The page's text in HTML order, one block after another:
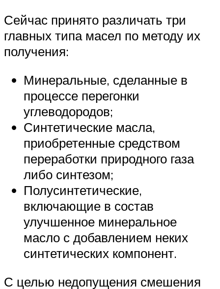
Сейчас принято различать три
главных типа масел по методу их
получения:
Минеральные, сделанные в
процессе перегонки
углеводородов;
Синтетические масла,
приобретенные средством
переработки природного газа
либо синтезом;
Полусинтетические,
включающие в состав
улучшенное минеральное
масло с добавлением неких
синтетических компонент.
С целью недопущения смешения